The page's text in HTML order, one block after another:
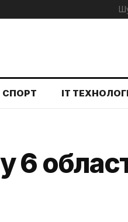
СПОРТ IT
6